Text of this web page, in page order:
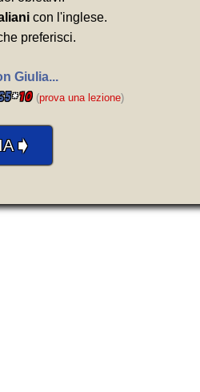
con l'inglese.
preferisci.
Giulia...
*10 (prova una lezione)
➧